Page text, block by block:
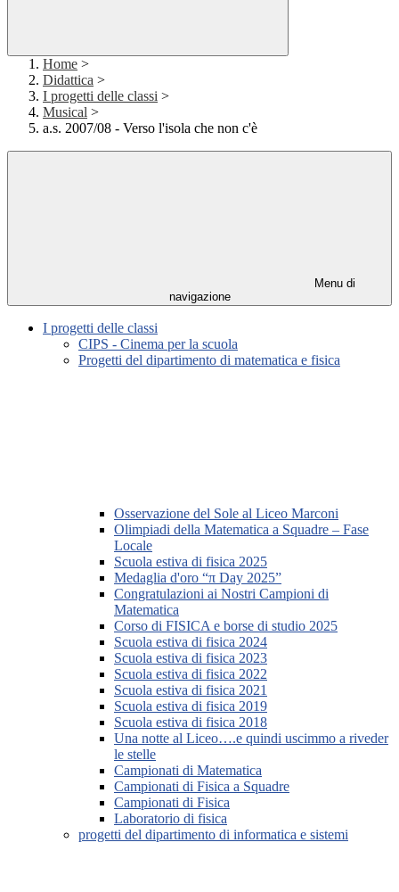
Home >
Didattica >
I progetti delle classi >
Musical >
a.s. 2007/08 - Verso l'isola che non c'è
Menu di
navigazione
I progetti delle classi
CIPS - Cinema per la scuola
Progetti del dipartimento di matematica e fisica
Osservazione del Sole al Liceo Marconi
Olimpiadi della Matematica a Squadre – Fase
Locale
Scuola estiva di fisica 2025
Medaglia d'oro “π Day 2025”
Congratulazioni ai Nostri Campioni di
Matematica
Corso di FISICA e borse di studio 2025
Scuola estiva di fisica 2024
Scuola estiva di fisica 2023
Scuola estiva di fisica 2022
Scuola estiva di fisica 2021
Scuola estiva di fisica 2019
Scuola estiva di fisica 2018
Una notte al Liceo….e quindi uscimmo a riveder
le stelle
Campionati di Matematica
Campionati di Fisica a Squadre
Campionati di Fisica
Laboratorio di fisica
progetti del dipartimento di informatica e sistemi